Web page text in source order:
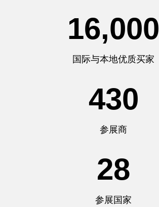
国际与本地优质买家
16,000
参展商
430
参展国家
28